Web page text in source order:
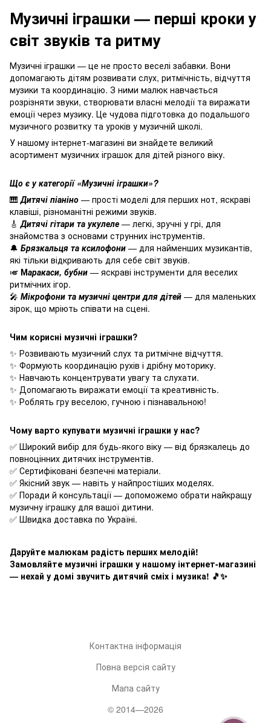
Музичні іграшки — перші кроки у
світ звуків та ритму
Музичні іграшки — це не просто веселі забавки. Вони
допомагають дітям розвивати слух, ритмічність, відчуття
музики та координацію. З ними малюк навчається
розрізняти звуки, створювати власні мелодії та виражати
емоції через музику. Це чудова підготовка до подальшого
музичного розвитку та уроків у музичній школі.
У нашому інтернет-магазині ви знайдете великий
асортимент музичних іграшок для дітей різного віку.
Що є у категорії «Музичні іграшки»?
🎹Дитячі піаніно — прості моделі для перших нот, яскраві
клавіші, різноманітні режими звуків.
🎸Дитячі гітари та укулеле — легкі, зручні у грі, для
знайомства з основами струнних інструментів.
🔔 Брязкальця та ксилофони — для найменших музикантів,
які тільки відкривають для себе світ звуків.
🎺 Маракаси, бубни — яскраві інструменти для веселих
ритмічних ігор.
🎤 Мікрофони та музичні центри для дітей — для маленьких
зірок, що мріють співати на сцені.
Чим корисні музичні іграшки?
✨ Розвивають музичний слух та ритмічне відчуття.
✨ Формують координацію рухів і дрібну моторику.
✨ Навчають концентрувати увагу та слухати.
✨ Допомагають виражати емоції та креативність.
✨ Роблять гру веселою, гучною і пізнавальною!
Чому варто купувати музичні іграшки у нас?
✅ Широкий вибір для будь-якого віку — від брязкалець до
повноцінних дитячих інструментів.
✅ Сертифіковані безпечні матеріали.
✅ Якісний звук — навіть у найпростіших моделях.
✅ Поради й консультації — допоможемо обрати найкращу
музичну іграшку для вашої дитини.
✅ Швидка доставка по Україні.
Даруйте малюкам радість перших мелодій!
Замовляйте музичні іграшки у нашому інтернет-магазині
— нехай у домі звучить дитячий сміх і музика! 🎵✨
Контактна інформація
Повна версія сайту
Мапа сайту
© 2014—2026